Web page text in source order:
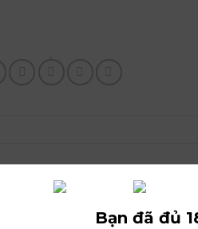
Bạn đã đủ